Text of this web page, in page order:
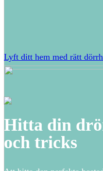
Lyft ditt hem med rätt
Hitta din
och tricks